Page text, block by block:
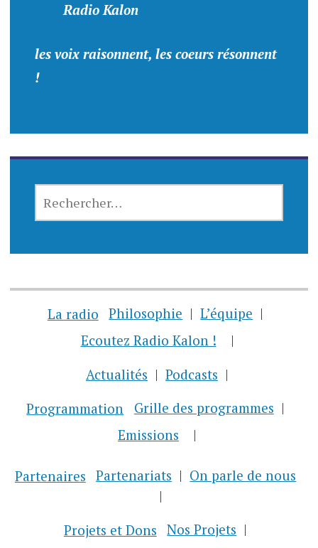
Radio Kalon
les voix raisonnent, les coeurs résonnent
!
La radio Philosophie
L’équipe
Ecoutez Radio Kalon !
Actualités
Podcasts
Programmation
Grille des programmes
Emissions
Partenaires Partenariats On parle de nous
Projets et Dons
Nos Projets